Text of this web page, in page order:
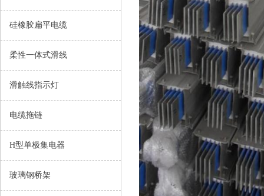
硅橡胶扁平电缆
柔性一体式滑线
滑触线指示灯
电缆拖链
H型单极集电器
玻璃钢桥架